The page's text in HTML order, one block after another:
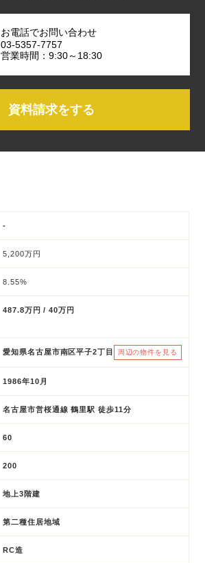
お電話でお問い合わせ
03-5357-7757
営業時間：9:30～18:30
資料請求をする
-
5,200万円
8.55%
487.8万円 / 40万円
愛知県名古屋市南区平子2丁目 周辺の物件を見る
1986年10月
名古屋市営桜通線 鶴里駅 徒歩11分
60
200
地上3階建
第二種住居地域
RC造